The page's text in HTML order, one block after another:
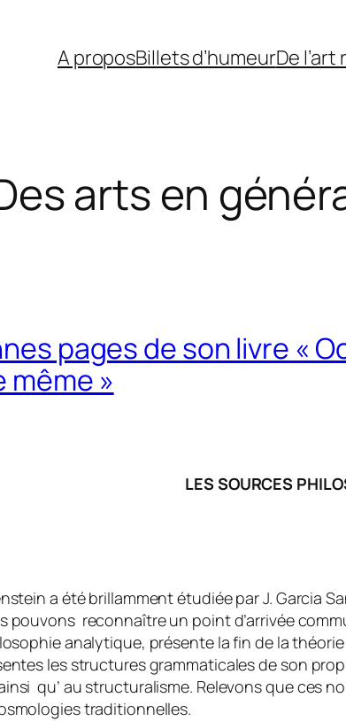
A proposBillets d’humeurDe l’art
arts en
pages de son livre «
»
LES SOURCES
a été brillamment étudiée par J. Garcia
pouvons reconnaître un point d’arrivée
analytique, présente la fin de la
les structures grammaticales de son
qu’ au structuralisme. Relevons que ces
traditionnelles.